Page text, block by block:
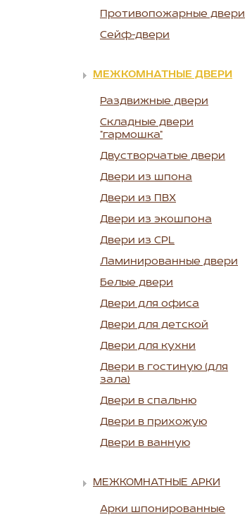
Противопожарные двери
Сейф-двери
МЕЖКОМНАТНЫЕ ДВЕРИ
Раздвижные двери
Складные двери
"гармошка"
Двустворчатые двери
Двери из шпона
Двери из ПВХ
Двери из экошпона
Двери из CPL
Ламинированные двери
Белые двери
Двери для офиса
Двери для детской
Двери для кухни
Двери в гостиную (для
зала)
Двери в спальню
Двери в прихожую
Двери в ванную
МЕЖКОМНАТНЫЕ АРКИ
Арки шпонированные